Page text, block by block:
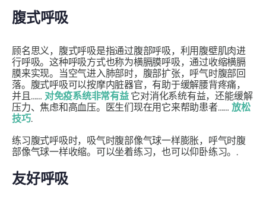
腹式呼吸
顾名思义，腹式呼吸是指通过腹部呼吸，利用腹壁肌肉进
行呼吸。这种呼吸方式也称为横膈膜呼吸，通过收缩横膈
膜来实现。当空气进入​​肺部时，腹部扩张，呼气时腹部回
落。腹式呼吸可以按摩内脏器官，有助于缓解腰背疼痛，
并且…… 对免疫系统非常有益它对消化系统有益，还能缓解
压力、焦虑和高血压。医生们现在用它来帮助患者……放松
技巧.
练习腹式呼吸时，吸气时腹部像气球一样膨胀，呼气时腹
部像气球一样收缩。可以坐着练习，也可以仰卧练习。.
友好呼吸